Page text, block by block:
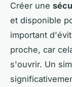
Créer une
et disponible
important
proche, car
s'ouvrir. Un